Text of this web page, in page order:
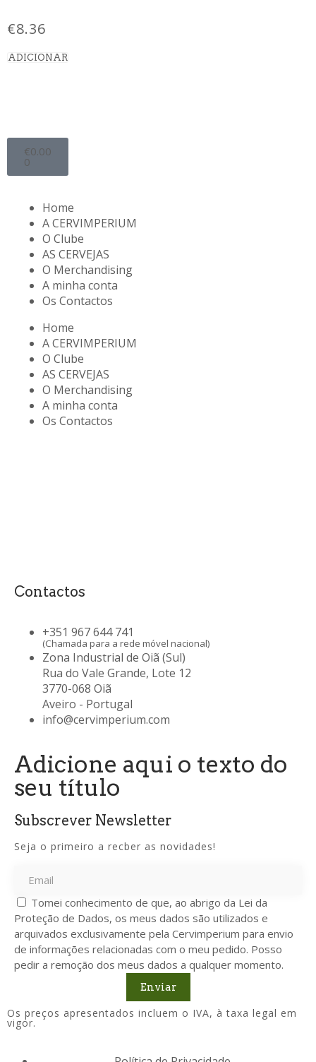
€8.36
ADICIONAR
€0.00
0
Home
A CERVIMPERIUM
O Clube
AS CERVEJAS
O Merchandising
A minha conta
Os Contactos
Home
A CERVIMPERIUM
O Clube
AS CERVEJAS
O Merchandising
A minha conta
Os Contactos
Contactos
+351 967 644 741
(Chamada para a rede móvel nacional)
Zona Industrial de Oiã (Sul)
Rua do Vale Grande, Lote 12
3770-068 Oiã
Aveiro - Portugal
info@cervimperium.com
Adicione aqui o texto do
seu título
Subscrever Newsletter
Seja o primeiro a recber as novidades!
Tomei conhecimento de que, ao abrigo da Lei da
Proteção de Dados, os meus dados são utilizados e
arquivados exclusivamente pela Cervimperium para envio
de informações relacionadas com o meu pedido. Posso
pedir a remoção dos meus dados a qualquer momento.
Enviar
Os preços apresentados incluem o IVA, à taxa legal em
vigor.